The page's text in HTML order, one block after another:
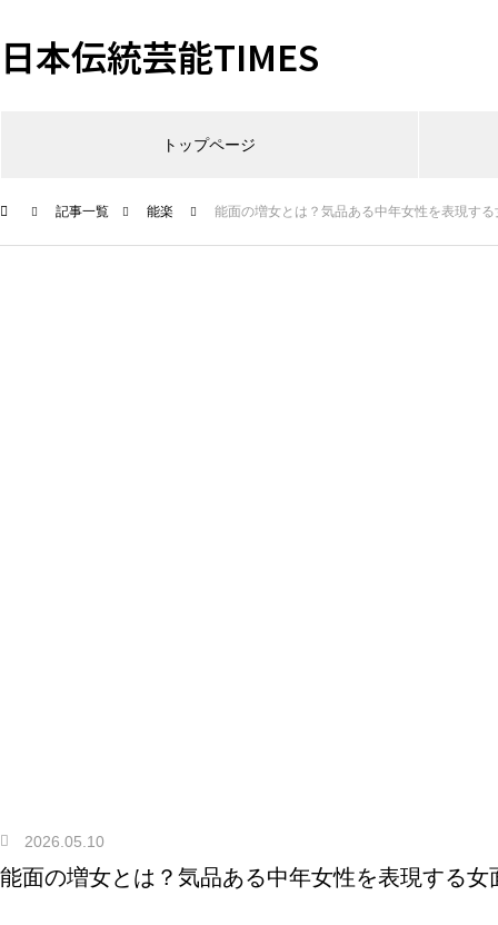
日本伝統芸能TIMES
トップページ
記事一覧 能楽 能面の増女とは？気品ある中年女性を表現す
2026.05.10
能面の増女とは？気品ある中年女性を表現する女